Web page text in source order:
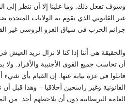
وسوف تفعل ذلك. وما علينا إلا أن ننظر إلى
غير القانوني الذي تقوم به الولايات
جرائم الحرب في سياق الغزو الروسي غير
والحقيقة هي أننا إذا كنا لا نزال نريد
أن تحاسب جميع القوى الأجنبية والأفراد. ولا
قاتلوا في غزة نيابة عنها. إن القيام بأي
القانونية وغير راسخين أخلاقيا – وهذا قبل
العامة البريطانية دون أن يلاحظهم أحد. من